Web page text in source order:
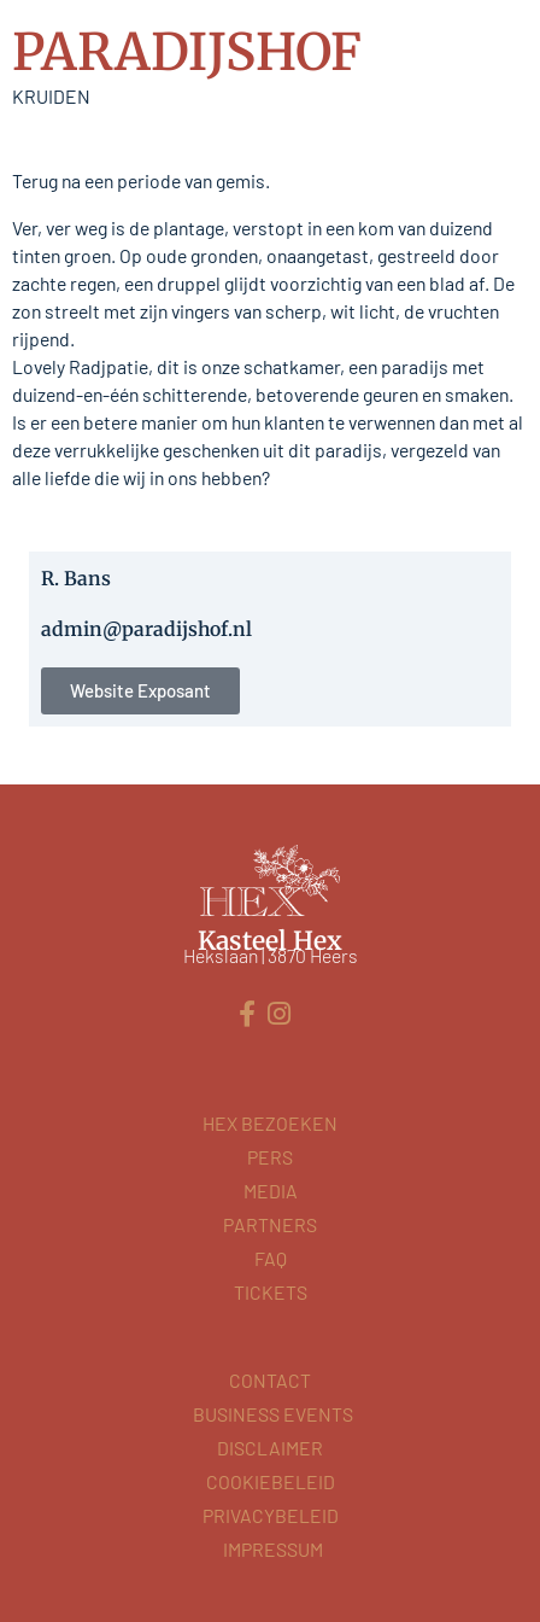
R. Bans
admin@paradijshof.nl
Website Exposant
PARADIJSHOF
KRUIDEN
Terug na een periode van gemis.
Ver, ver weg is de plantage, verstopt in een kom van duizend
tinten groen. Op oude gronden, onaangetast, gestreeld door
zachte regen, een druppel glijdt voorzichtig van een blad af. De
zon streelt met zijn vingers van scherp, wit licht, de vruchten
rijpend.
Lovely Radjpatie, dit is onze schatkamer, een paradijs met
duizend-en-één schitterende, betoverende geuren en smaken.
Is er een betere manier om hun klanten te verwennen dan met al
deze verrukkelijke geschenken uit dit paradijs, vergezeld van
alle liefde die wij in ons hebben?
Kasteel Hex
Hekslaan | 3870 Heers
HEX BEZOEKEN
PERS
MEDIA
PARTNERS
FAQ
TICKETS
CONTACT
BUSINESS EVENTS
DISCLAIMER
COOKIEBELEID
PRIVACYBELEID
IMPRESSUM